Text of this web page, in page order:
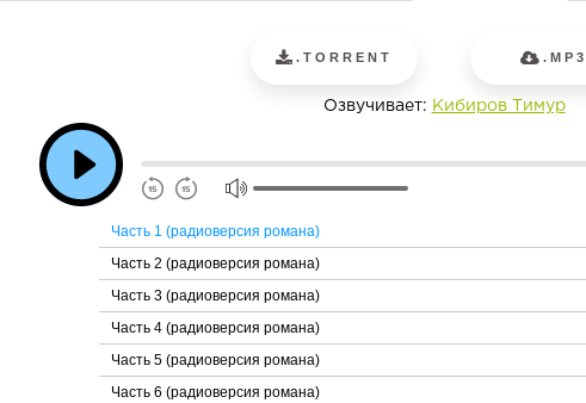
.TORRENT .MP3
Озвучивает: Кибиров Тимур
Часть 1 (радиоверсия романа)
Часть 2 (радиоверсия романа)
Часть 3 (радиоверсия романа)
Часть 4 (радиоверсия романа)
Часть 5 (радиоверсия романа)
Часть 6 (радиоверсия романа)